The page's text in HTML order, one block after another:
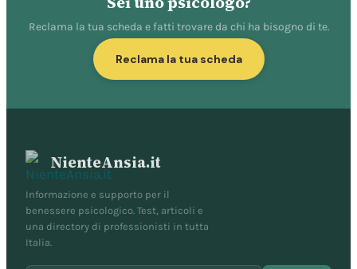
Reclama la tua scheda e fatti trovare da chi ha bisogno di te.
Reclama la tua scheda
NienteAnsia.it
Informazione e supporto per il
benessere psicologico. Test, articoli e
una directory di professionisti in tutta
Italia.